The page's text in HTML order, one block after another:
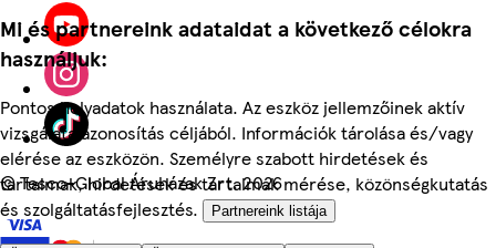
Mi és partnereink adataidat a következő célokra
használjuk:
Pontos helyadatok használata. Az eszköz jellemzőinek aktív
vizsgálata azonosítás céljából. Információk tárolása és/vagy
elérése az eszközön. Személyre szabott hirdetések és
tartalmak, hirdetések és tartalmak mérése, közönségkutatás
és szolgáltatásfejlesztés.
Partnereink listája
©Tesco-Global Áruházak Zrt. 2026